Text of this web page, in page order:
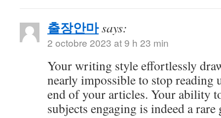
출장안마says:
2 octobre 2023 at 9 h 23 min
Your writing style effortlessly
nearly impossible to stop reading
end of your articles. Your ability
subjects engaging is indeed a